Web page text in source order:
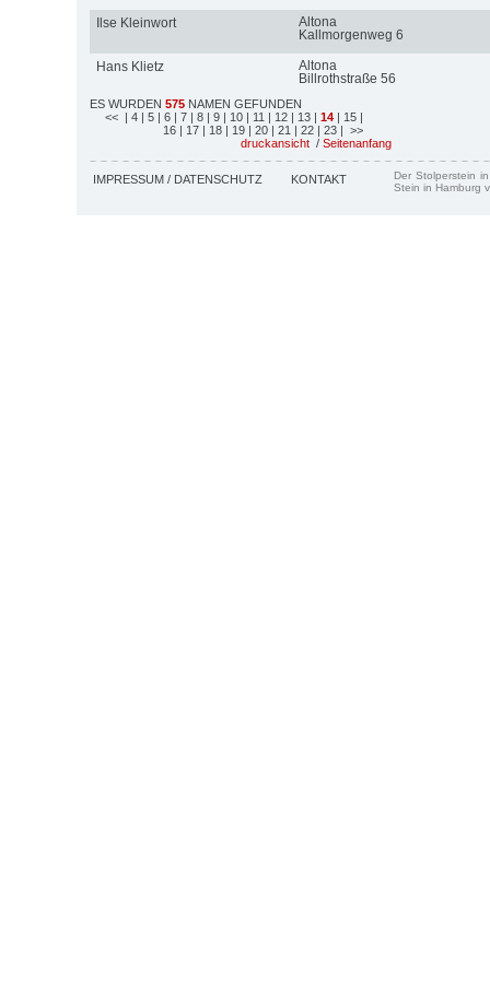
Ilse Kleinwort
Altona
Kallmorgenweg 6
Hans Klietz
Altona
Billrothstraße 56
ES WURDEN 575 NAMEN GEFUNDEN
<< | 4 | 5 | 6 | 7 | 8 | 9 | 10 | 11 | 12 | 13 | 14 | 15 |
16 | 17 | 18 | 19 | 20 | 21 | 22 | 23 | >>
druckansicht / Seitenanfang
IMPRESSUM / DATENSCHUTZ KONTAKT
Der Stolperstein
Stein in Hamburg